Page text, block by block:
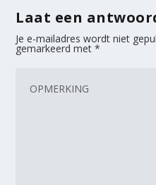
Laat een
Je e-mailadres wordt niet
gemarkeerd met*